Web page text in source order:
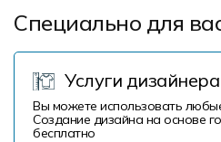
Специально для
Услуги дизайнера
Вы можете использовать
Создание дизайна на основе
бесплатно